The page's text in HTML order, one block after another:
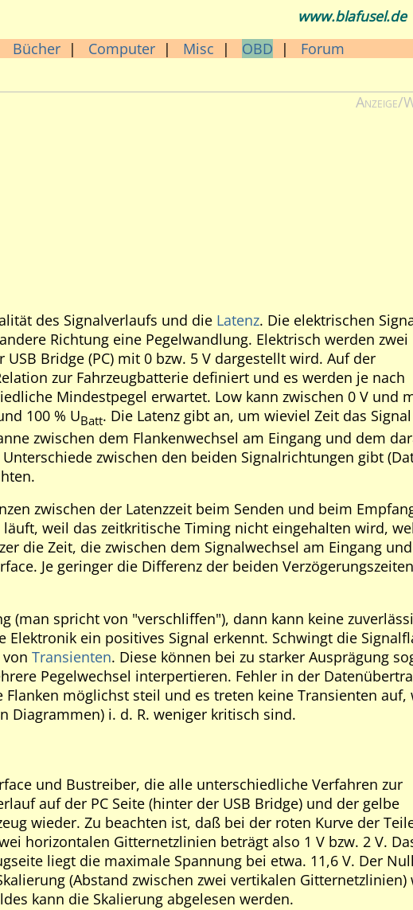
www.blafusel.de
Bücher | Computer | Misc | OBD | Forum
Anzeige/
des Signalverlaufs und die Latenz. Die elektrischen
Richtung eine Pegelwandlung. Elektrisch werden zwei
Bridge (PC) mit 0 bzw. 5 V dargestellt wird. Auf der
zur Fahrzeugbatterie definiert und es werden je nach
Mindestpegel erwartet. Low kann zwischen 0 V und
100 % UBatt. Die Latenz gibt an, um wieviel Zeit das
zwischen dem Flankenwechsel am Eingang und dem
zwischen den beiden Signalrichtungen gibt
zwischen der Latenzzeit beim Senden und beim
weil das zeitkritische Timing nicht eingehalten wird,
die Zeit, die zwischen dem Signalwechsel am Eingang
Je geringer die Differenz der beiden
(man spricht von "verschliffen"), dann kann keine
ein positives Signal erkennt. Schwingt die
Transienten. Diese können bei zu starker Ausprägung
Pegelwechsel interpertieren. Fehler in der
möglichst steil und es treten keine Transienten auf,
Diagrammen) i. d. R. weniger kritisch sind.
und Bustreiber, die alle unterschiedliche Verfahren zur
auf der PC Seite (hinter der USB Bridge) und der gelbe
wieder. Zu beachten ist, daß bei der roten Kurve der
horizontalen Gitternetzlinien beträgt also 1 V bzw. 2 V.
liegt die maximale Spannung bei etwa. 11,6 V. Der
(Abstand zwischen zwei vertikalen Gitternetzlinien)
kann die Skalierung abgelesen werden.